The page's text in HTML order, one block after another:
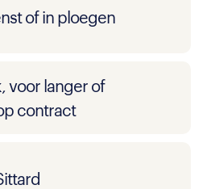
of in ploegen
voor langer of
contract